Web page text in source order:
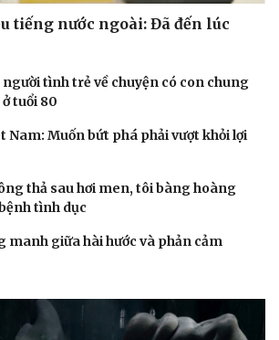
tiếng nước ngoài: Đã đến lúc
người tình trẻ về chuyện có con chung
tuổi 80
Nam: Muốn bứt phá phải vượt khỏi lợi
thả sau hơi men, tôi bàng hoàng
tình dục
manh giữa hài hước và phản cảm